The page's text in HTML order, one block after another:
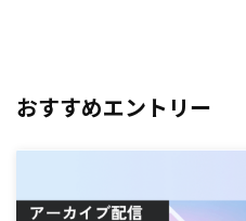
おすすめエントリー